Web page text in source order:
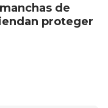
de
proteger